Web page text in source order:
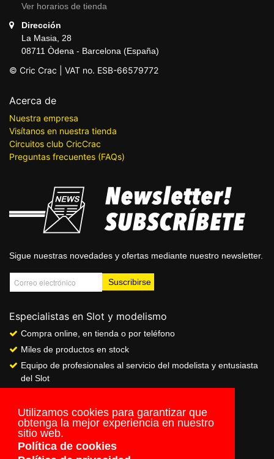
Utilizamos cookies para garantizar que
obtenga la mejor experiencia en nuestro
sitio web.
Política de cookies
Ver horarios de tienda
Dirección
La Masia, 28
08711 Òdena - Barcelona (España)
© Cric Crac | VAT no. ESB-66579772
Acerca de
Nuestra empresa
Visítanos en nuestra tienda
Circuitos club CricCrac
Preguntas frecuentes (FAQs)
Sigue nuestras novedades y ofertas mediante nuestro newsletter.
Especialistas en Slot y modelismo
Compra online, en tienda o por teléfono
Miles de productos en stock
Equipo de profesionales al servicio del modelista y entusiasta
del Slot
Servicio de pago seguro online
Envios a todo el mundo